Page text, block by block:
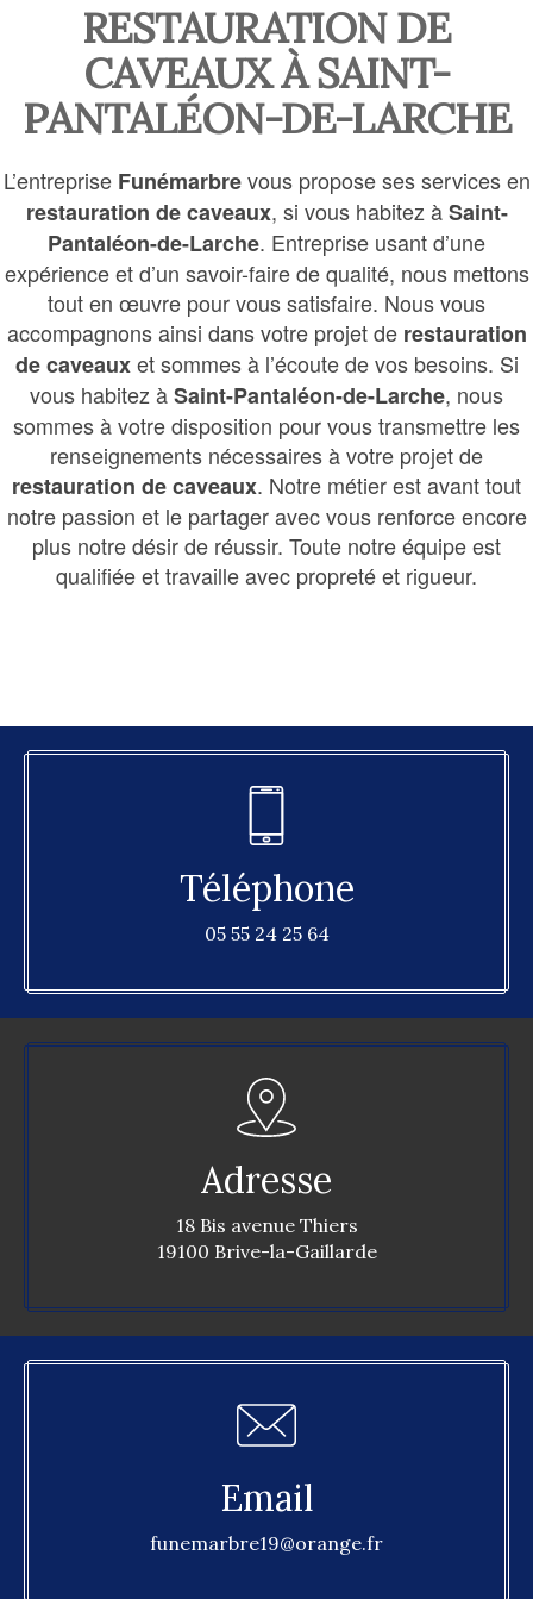
RESTAURATION DE
CAVEAUX À SAINT-
PANTALÉON-DE-LARCHE
L’entreprise Funémarbrevous propose ses services en
restauration de caveaux, si vous habitez àSaint-
Pantaléon-de-Larche. Entreprise usant d’une
expérience et d’un savoir-faire de qualité, nous mettons
tout en œuvre pour vous satisfaire. Nous vous
accompagnons ainsi dans votre projet de restauration
de caveauxet sommes à l’écoute de vos besoins. Si
vous habitez àSaint-Pantaléon-de-Larche, nous
sommes à votre disposition pour vous transmettre les
renseignements nécessaires à votre projet de
restauration de caveaux. Notre métier est avant tout
notre passion et le partager avec vous renforce encore
plus notre désir de réussir. Toute notre équipe est
qualifiée et travaille avec propreté et rigueur.
Téléphone
05 55 24 25 64
Adresse
18 Bis avenue Thiers
19100 Brive-la-Gaillarde
Email
funemarbre19@orange.fr